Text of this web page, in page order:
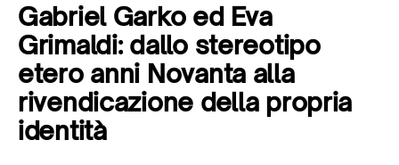
Tutti gli articoli
Chi siamo
Gabriel Garko ed Eva
Grimaldi: dallo stereotipo
etero anni Novanta alla
rivendicazione della propria
identità